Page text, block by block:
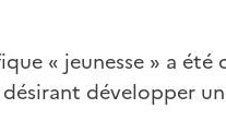
« jeunesse » a
désirant développer